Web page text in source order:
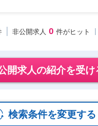
非公開求人 0 件がヒット
開求人の紹介を受け
検索条件を変更する